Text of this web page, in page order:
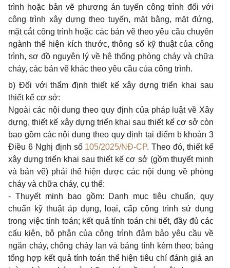
trình hoặc bản vẽ phương án tuyến công trình đối với
công trình xây dựng theo tuyến, mặt bằng, mặt đứng,
mặt cắt công trình hoặc các bản vẽ theo yêu cầu chuyên
ngành thể hiện kích thước, thông số kỹ thuật của công
trình, sơ đồ nguyên lý về hệ thống phòng cháy và chữa
cháy, các bản vẽ khác theo yêu cầu của công trình.
b) Đối với thẩm định thiết kế xây dựng triển khai sau
thiết kế cơ sở:
Ngoài các nội dung theo quy định của pháp luật về Xây
dựng, thiết kế xây dựng triển khai sau thiết kế cơ sở còn
bao gồm các nội dung theo quy định tại điểm b khoản 3
Điều 6 Nghị định số 105/2025/NĐ-CP. Theo đó, thiết kế
xây dựng triển khai sau thiết kế cơ sở (gồm thuyết minh
và bản vẽ) phải thể hiện được các nội dung về phòng
cháy và chữa cháy, cụ thể:
- Thuyết minh bao gồm: Danh mục tiêu chuẩn, quy
chuẩn kỹ thuật áp dụng, loại, cấp công trình sử dụng
trong việc tính toán; kết quả tính toán chi tiết, đầy đủ các
cấu kiện, bộ phận của công trình đảm bảo yêu cầu về
ngăn cháy, chống cháy lan và bảng tính kèm theo; bảng
tổng hợp kết quả tính toán thể hiện tiêu chí đánh giá an